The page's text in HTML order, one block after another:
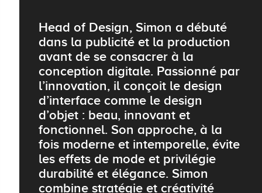
Head of Design, Simon a débuté
dans la publicité et la production
avant de se consacrer à la
conception digitale. Passionné par
l’innovation, il conçoit le design
d’interface comme le design
d’objet : beau, innovant et
fonctionnel. Son approche, à la
fois moderne et intemporelle, évite
les effets de mode et privilégie
durabilité et élégance. Simon
combine stratégie et créativité